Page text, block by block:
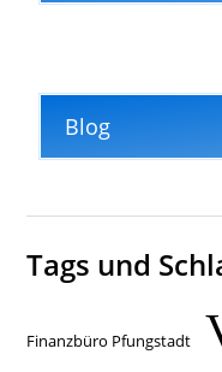
Blog
Tags und
Finanzbüro Pfungstadt